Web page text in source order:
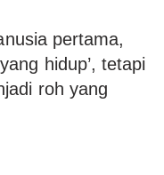
pertama,
hidup’, tetapi
roh yang